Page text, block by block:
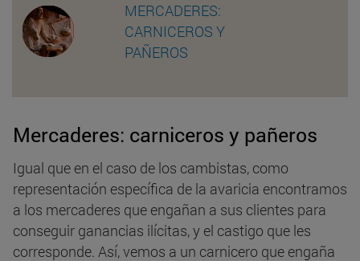
MERCADERES:
CARNICEROS Y
PAÑEROS
Mercaderes: carniceros y pañeros
Igual que en el caso de los cambistas, como
representación específica de la avaricia encontramos
a los mercaderes que engañan a sus clientes para
conseguir ganancias ilícitas, y el castigo que les
corresponde. Así, vemos a un carnicero que engaña